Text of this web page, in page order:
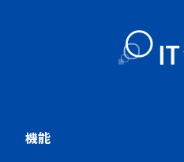
機能